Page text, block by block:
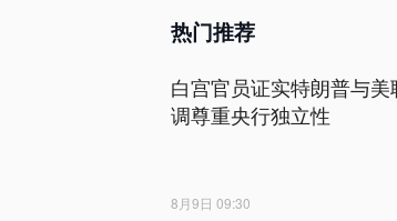
热门推荐
白宫官员证实特朗普与
调尊重央行独立性
8月9日 09:30